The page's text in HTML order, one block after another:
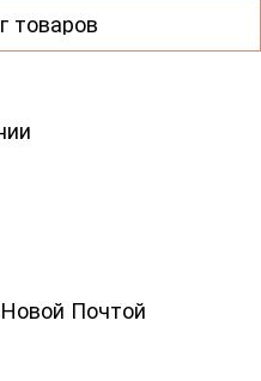
товаров
Почтой